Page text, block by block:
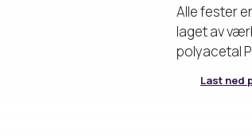
Alle fester
laget av
polyacetal
Last ned